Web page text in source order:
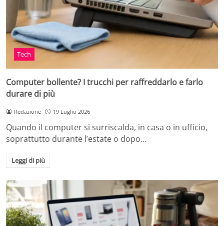
Tech
Computer bollente? I trucchi per raffreddarlo e farlo
durare di più
Redazione 19 Luglio 2026
Quando il computer si surriscalda, in casa o in ufficio,
soprattutto durante l’estate o dopo…
Leggi di più